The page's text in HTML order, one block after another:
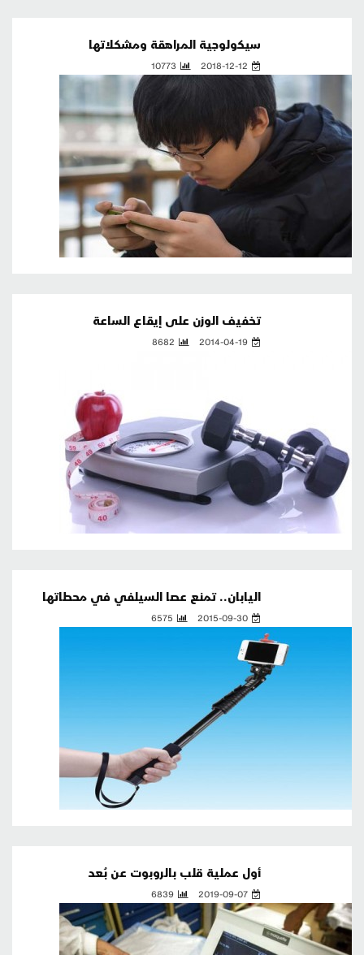
سيكولوجية المراهقة ومشكلاتها
2018-12-12
10773
تخفيف الوزن على إيقاع الساعة
2014-04-19
8682
اليابان.. تمنع عصا السيلفي في محطاتها
2015-09-30
6575
أول عملية قلب بالروبوت عن بُعد
2019-09-07
6839